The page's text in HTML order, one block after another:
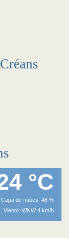
°C
Capa de nubes: 48 %
Viento: WNW 4 km/h